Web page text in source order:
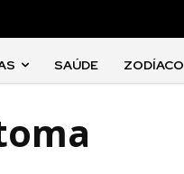
SAÚDE ZODÍACO